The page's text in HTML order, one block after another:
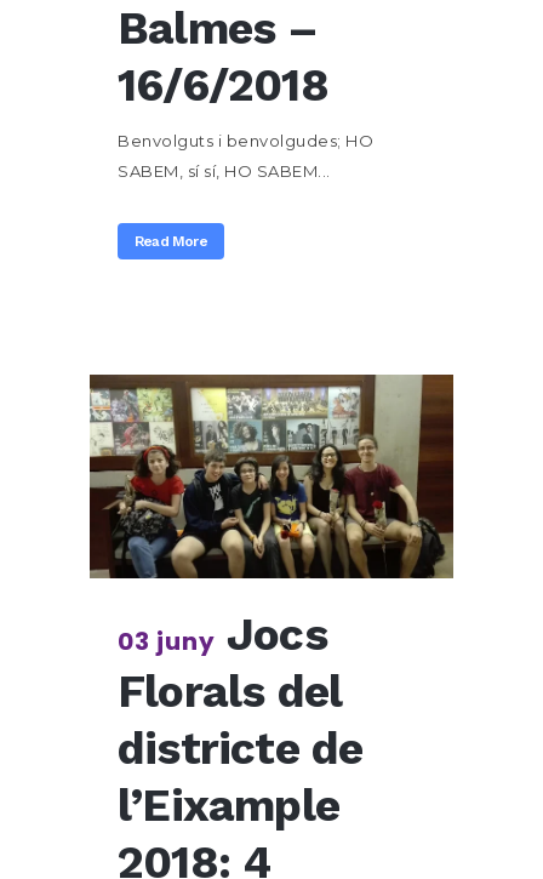
Balmes –
16/6/2018
Benvolguts i benvolgudes; HO
SABEM, sí sí, HO SABEM...
Read More
03 juny Jocs
Florals del
districte de
l’Eixample
2018: 4